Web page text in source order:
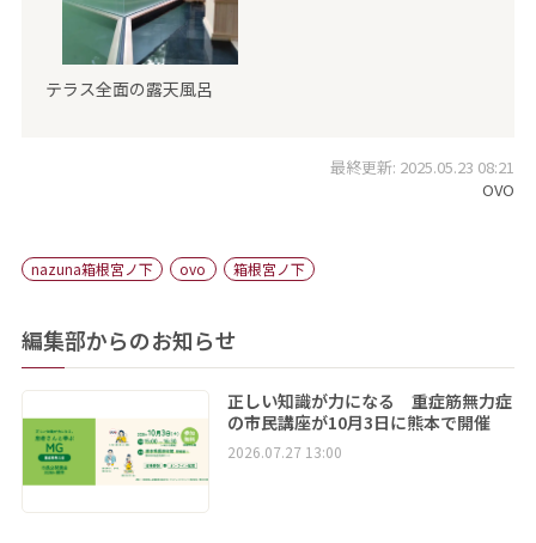
テラス全面の露天風呂
最終更新: 2025.05.23 08:21
OVO
nazuna箱根宮ノ下 ovo 箱根宮ノ下
編集部からのお知らせ
正しい知識が力になる 重症筋無力症
の市民講座が10月3日に熊本で開催
2026.07.27 13:00